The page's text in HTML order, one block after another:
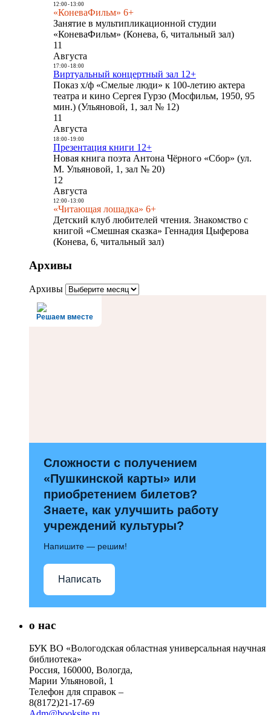
12:00- 13:00
«КоневаФильм» 6+
Занятие в мультипликационной студии
«КоневаФильм» (Конева, 6, читальный зал)
11
Августа
17:00- 18:00
Виртуальный концертный зал 12+
Показ х/ф «Смелые люди» к 100-летию актера
театра и кино Сергея Гурзо (Мосфильм, 1950, 95
мин.) (Ульяновой, 1, зал № 12)
11
Августа
18:00- 19:00
Презентация книги 12+
Новая книга поэта Антона Чёрного «Сбор» (ул.
М. Ульяновой, 1, зал № 20)
12
Августа
12:00- 13:00
«Читающая лошадка» 6+
Детский клуб любителей чтения. Знакомство с
книгой «Смешная сказка» Геннадия Цыферова
(Конева, 6, читальный зал)
Архивы
Архивы
Решаем вместе
Сложности с получением
«Пушкинской карты» или
приобретением билетов?
Знаете, как улучшить работу
учреждений культуры?
Напишите — решим!
Написать
о нас
БУК ВО «Вологодская областная универсальная научная
библиотека»
Россия, 160000, Вологда,
Марии Ульяновой, 1
Телефон для справок –
8(8172)21-17-69